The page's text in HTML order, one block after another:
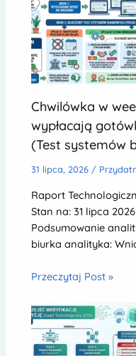
Chwilówka w
wypłacają
(Test systemów
31 lipca, 2026 /
Raport
Stan na: 31 lipca
Podsumowanie
biurka analityka:
Przeczytaj Post »